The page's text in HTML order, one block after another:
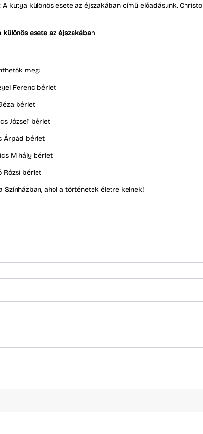
kutya különös esete az éjszakában című előadásunk.
esete az éjszakában
meg:
Ferenc bérlet
bérlet
József bérlet
Árpád bérlet
Mihály bérlet
Rózsi bérlet
Színházban, ahol a történetek életre kelnek!